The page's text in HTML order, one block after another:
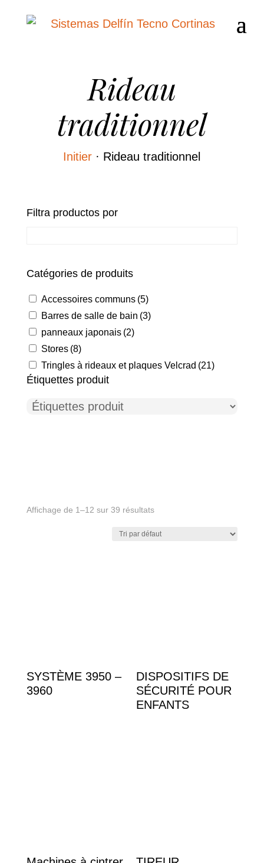
Rideau
traditionnel
Initier · Rideau traditionnel
Filtra productos por
Catégories de produits
Accessoires communs (5)
Barres de salle de bain (3)
panneaux japonais (2)
Stores (8)
Tringles à rideaux et plaques Velcrad (21)
Étiquettes produit
Étiquettes produit
Affichage de 1–12 sur 39 résultats
SYSTÈME 3950 –
3960
DISPOSITIFS DE
SÉCURITÉ POUR
ENFANTS